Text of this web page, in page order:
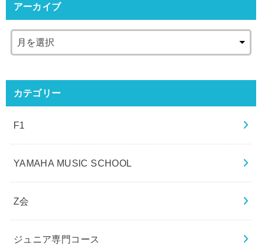
アーカイブ
カテゴリー
F1
YAMAHA MUSIC SCHOOL
Z会
ジュニア専門コース